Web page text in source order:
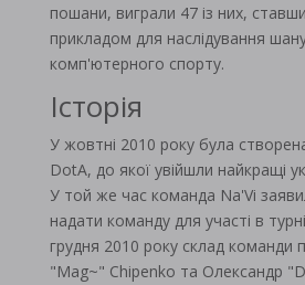
пошани, виграли 47 із них,
прикладом для наслідування
комп'ютерного спорту.
Історія
У жовтні 2010 року була
DotA, до якої увійшли найкращі
У той же час команда Na'Vi
надати команду для участі в
грудня 2010 року склад команди
"Mag~" Chipenko та Олександр